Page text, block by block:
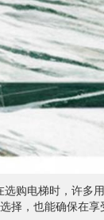
购电梯时，许多
，也能确保在享